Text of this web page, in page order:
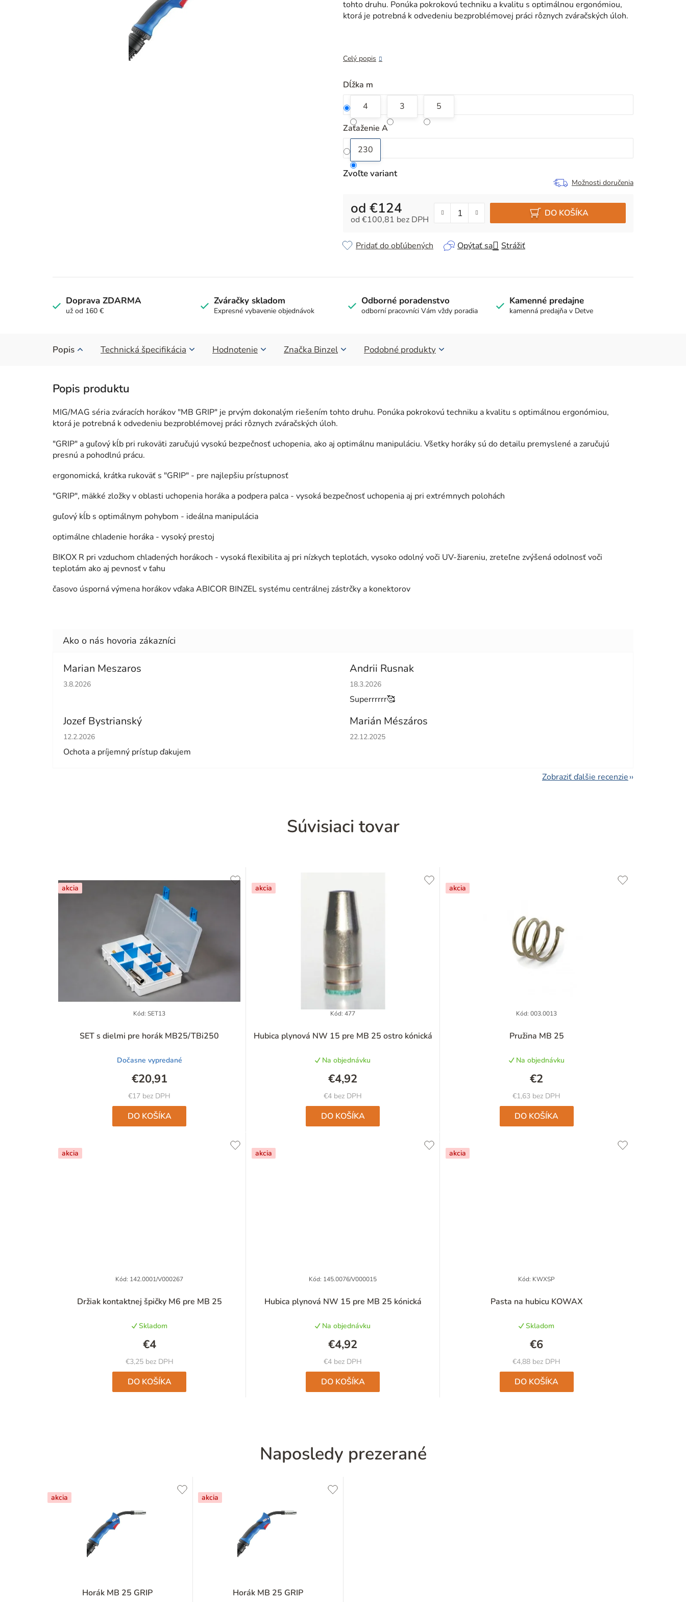
z
5
tohto druhu. Ponúka pokrokovú techniku a kvalitu s optimálnou ergonómiou,
ktorá je potrebná k odvedeniu bezproblémovej práci rôznych zváračských úloh.
Celý popis
Dĺžka m
4
3
5
Zaťaženie A
230
Zvoľte variant
Možnosti doručenia
od €124
od €100,81 bez DPH
DO KOŠÍKA
Opýtať sa Strážiť
Pridať do obľúbených
Doprava ZDARMA
už od 160 €
Zváračky skladom
Expresné vybavenie objednávok
Odborné poradenstvo
odborní pracovníci Vám vždy poradia
Kamenné predajne
kamenná predajňa v Detve
Popis Technická špecifikácia Hodnotenie Značka Binzel Podobné produkty
MIG/MAG séria zváracích horákov "MB GRIP" je prvým dokonalým riešením tohto druhu. Ponúka pokrokovú techniku a kvalitu s optimálnou ergonómiou,
ktorá je potrebná k odvedeniu bezproblémovej práci rôznych zváračských úloh.
"GRIP" a guľový kĺb pri rukoväti zaručujú vysokú bezpečnosť uchopenia, ako aj optimálnu manipuláciu. Všetky horáky sú do detailu premyslené a zaručujú
presnú a pohodlnú prácu.
ergonomická, krátka rukoväť s "GRIP" - pre najlepšiu prístupnosť
"GRIP", mäkké zložky v oblasti uchopenia horáka a podpera palca - vysoká bezpečnosť uchopenia aj pri extrémnych polohách
guľový kĺb s optimálnym pohybom - ideálna manipulácia
optimálne chladenie horáka - vysoký prestoj
BIKOX R pri vzduchom chladených horákoch - vysoká flexibilita aj pri nízkych teplotách, vysoko odolný voči UV-žiareniu, zreteľne zvýšená odolnosť voči
teplotám ako aj pevnosť v ťahu
časovo úsporná výmena horákov vďaka ABICOR BINZEL systému centrálnej zástrčky a konektorov
Marian Meszaros
Hodnotenie obchodu je 5 z 5 hviezdičiek.
3.8.2026
Andrii Rusnak
Hodnotenie obchodu je 5 z 5 hviezdičiek.
18.3.2026
Superrrrrr🥰
Jozef Bystrianský
Hodnotenie obchodu je 5 z 5 hviezdičiek.
12.2.2026
Ochota a príjemný prístup ďakujem
Marián Mészáros
Hodnotenie obchodu je 5 z 5 hviezdičiek.
22.12.2025
Zobraziť ďalšie recenzie
Súvisiaci tovar
akcia
SET s dielmi pre horák MB25/TBi250
Priemerné
hodnotenie
je
5,0
z
5
hviezdičiek.
Dočasne vypredané
€17 bez DPH
€20,91
DO KOŠÍKA
Kód:SET13
akcia
Hubica plynová NW 15 pre MB 25 ostro kónická
hodnotenie
je
4,4
z
5
hviezdičiek.
Na objednávku
€4 bez DPH
€4,92
DO KOŠÍKA
Kód:477
akcia
Pružina MB 25
hodnotenie
je
5,0
z
5
hviezdičiek.
Na objednávku
€1,63 bez DPH
€2
DO KOŠÍKA
Kód:003.0013
akcia
Držiak kontaktnej špičky M6 pre MB 25
hodnotenie
je
5,0
z
5
hviezdičiek.
Skladom
€3,25 bez DPH
€4
DO KOŠÍKA
Kód: 142.0001/V000267
akcia
Hubica plynová NW 15 pre MB 25 kónická
hodnotenie
je
5,0
z
5
hviezdičiek.
Na objednávku
€4 bez DPH
€4,92
DO KOŠÍKA
Kód: 145.0076/V000015
akcia
Pasta na hubicu KOWAX
hodnotenie
je
5,0
z
5
hviezdičiek.
Skladom
€4,88 bez DPH
€6
DO KOŠÍKA
Kód: KWXSP
Naposledy prezerané
akcia
Horák MB 25 GRIP
akcia
Horák MB 25 GRIP